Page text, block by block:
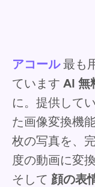
アコール最も
ています AI 無
に。提供して
た画像変換機
枚の写真を、
度の動画に変
そして 顔の表